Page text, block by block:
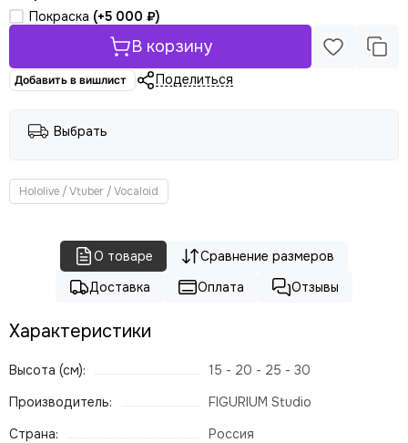
Покраска (+5 000 ₽)
В корзину
Добавить в вишлист Поделиться
Выбрать
Hololive / Vtuber / Vocaloid
О товаре
Сравнение размеров
Доставка
Оплата Отзывы
Характеристики
Высота (см):
15 - 20 - 25 - 30
Производитель:
FIGURIUM Studio
Страна:
Россия